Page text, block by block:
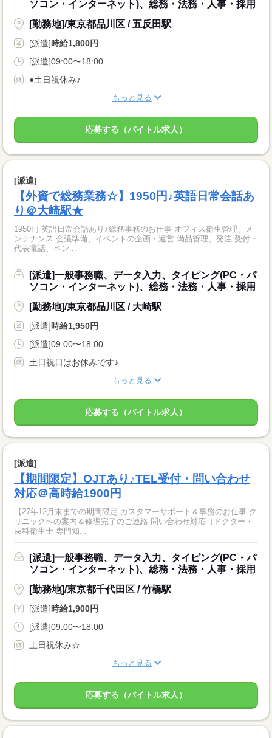
ソコン・インターネット)、総務・法務・人事・採用
[勤務地]/東京都品川区 / 五反田駅
[派遣]時給1,800円
[派遣]09:00〜18:00
●土日祝休み♪
もっと見る
応募する（バイトル求人）
[派遣]
【外資で総務業務☆】1950円♪英語日常会話あ
り＠大崎駅★
1950円 英語日常会話あり♪総務事務のお仕事 オフィス衛生管理、メ
ンテナンス 会議準備、イベントの企画・運営 備品管理、発注 受付・
代表電話、ベン...
[派遣]一般事務職、データ入力、タイピング(PC・パ
ソコン・インターネット)、総務・法務・人事・採用
[勤務地]/東京都品川区 / 大崎駅
[派遣]時給1,950円
[派遣]09:00〜18:00
土日祝日はお休みです♪
もっと見る
応募する（バイトル求人）
[派遣]
【期間限定】OJTあり♪TEL受付・問い合わせ
対応＠高時給1900円
【27年12月末までの期間限定 カスタマーサポート＆事務のお仕事 ク
リニックへの案内＆修理完了のご連絡 問い合わせ対応（ドクター・
歯科衛生士 専門知...
[派遣]一般事務職、データ入力、タイピング(PC・パ
ソコン・インターネット)、総務・法務・人事・採用
[勤務地]/東京都千代田区 / 竹橋駅
[派遣]時給1,900円
[派遣]09:00〜18:00
土日祝休み☆
もっと見る
応募する（バイトル求人）